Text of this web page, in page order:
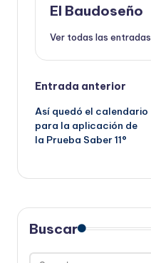
El Baudoseño
Ver todas las entradas
Navegación
de
entradas
Entrada anterior
Así quedó el calendario
para la aplicación de
la Prueba Saber 11°
Buscar